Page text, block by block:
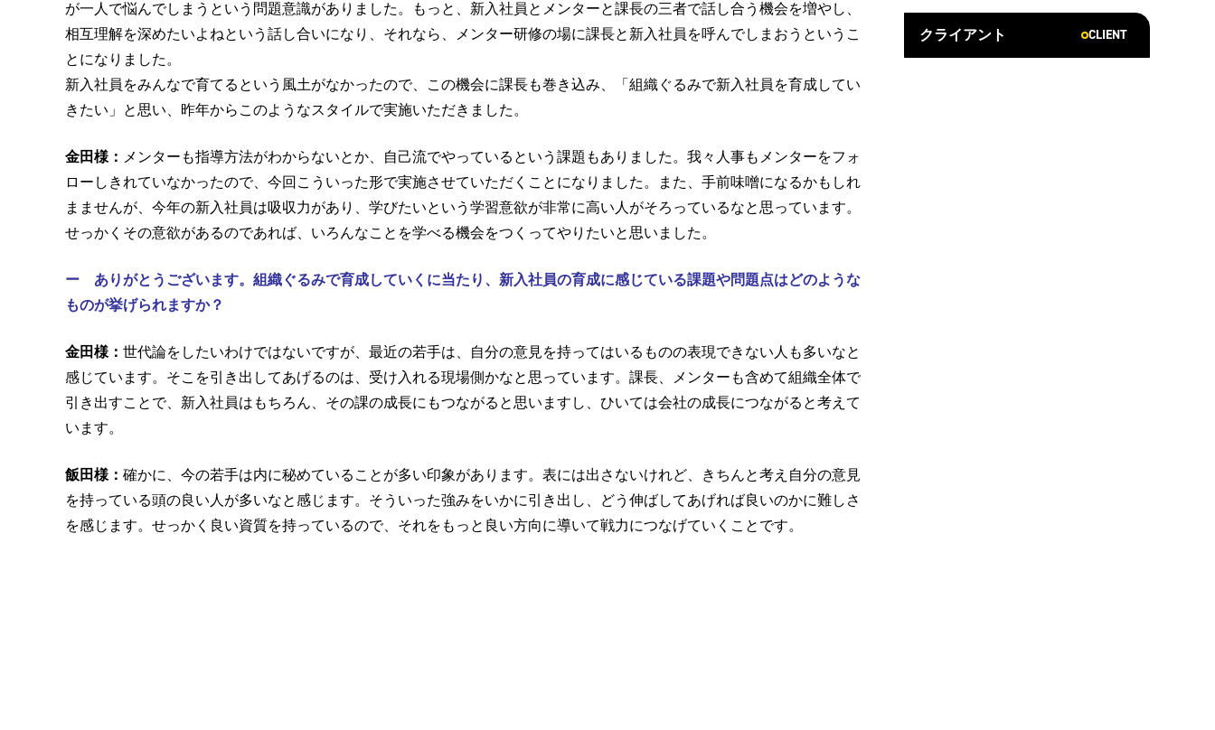
が一人で悩んでしまうという問題意識がありました。もっと、新入社員とメンターと課長の三者で話し合う機会を増やし、
相互理解を深めたいよねという話し合いになり、それなら、メンター研修の場に課長と新入社員を呼んでしまおうというこ
とになりました。
新入社員をみんなで育てるという風土がなかったので、この機会に課長も巻き込み、「組織ぐるみで新入社員を育成してい
きたい」と思い、昨年からこのようなスタイルで実施いただきました。
金田様： メンターも指導方法がわからないとか、自己流でやっているという課題もありました。我々人事もメンターをフォ
ローしきれていなかったので、今回こういった形で実施させていただくことになりました。また、手前味噌になるかもしれ
まませんが、今年の新入社員は吸収力があり、学びたいという学習意欲が非常に高い人がそろっているなと思っています。
せっかくその意欲があるのであれば、いろんなことを学べる機会をつくってやりたいと思いました。
ー ありがとうございます。組織ぐるみで育成していくに当たり、新入社員の育成に感じている課題や問題点はどのような
ものが挙げられますか？
金田様： 世代論をしたいわけではないですが、最近の若手は、自分の意見を持ってはいるものの表現できない人も多いなと
感じています。そこを引き出してあげるのは、受け入れる現場側かなと思っています。課長、メンターも含めて組織全体で
引き出すことで、新入社員はもちろん、その課の成長にもつながると思いますし、ひいては会社の成長につながると考えて
います。
飯田様： 確かに、今の若手は内に秘めていることが多い印象があります。表には出さないけれど、きちんと考え自分の意見
を持っている頭の良い人が多いなと感じます。そういった強みをいかに引き出し、どう伸ばしてあげれば良いのかに難しさ
を感じます。せっかく良い資質を持っているので、それをもっと良い方向に導いて戦力につなげていくことです。
クライアント CLIENT